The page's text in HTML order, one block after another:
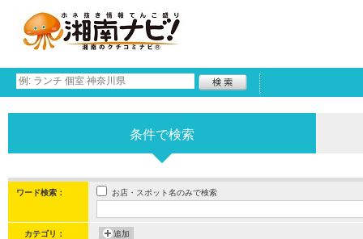
条件で検索
ワード検索： お店・スポット名のみで検索
カテゴリ： 追加